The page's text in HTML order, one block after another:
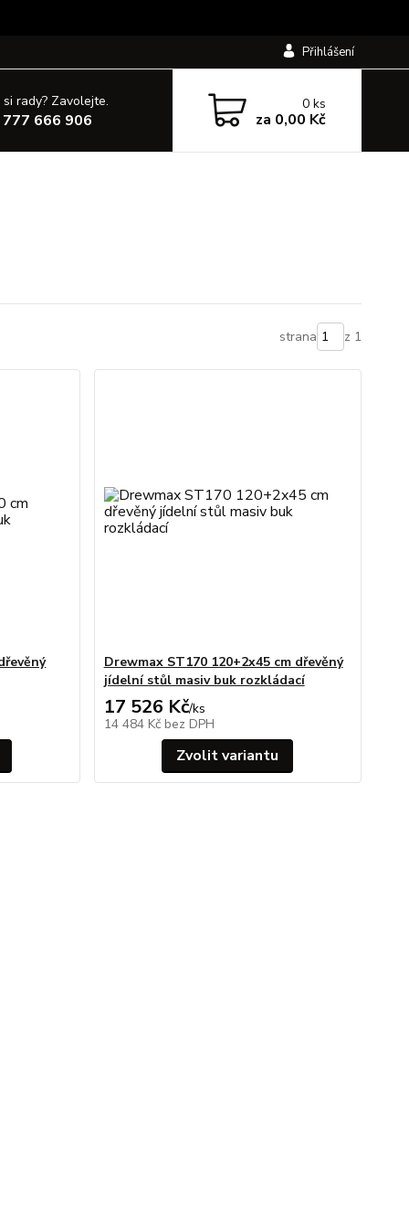
Přihlášení
rady? Zavolejte.
666 906
0ks
za 0,00 Kč
strana z 1
Drewmax ST170 120+2x45 cm dřevěný
jídelní stůl masiv buk rozkládací
17 526 Kč/ks
14 484 Kč bez DPH
Zvolit variantu